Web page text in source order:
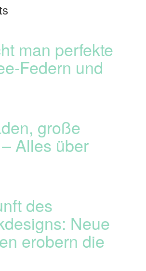
man perfekte
Federn und
große
Alles über
des
Neue
erobern die